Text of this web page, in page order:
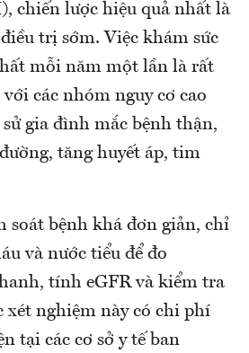
chiến lược hiệu quả nhất là
trị sớm. Việc khám sức
mỗi năm một lần là rất
các nhóm nguy cơ cao
gia đình mắc bệnh thận,
tăng huyết áp, tim
soát bệnh khá đơn giản, chỉ
và nước tiểu để đo
tính eGFR và kiểm tra
xét nghiệm này có chi phí
tại các cơ sở y tế ban